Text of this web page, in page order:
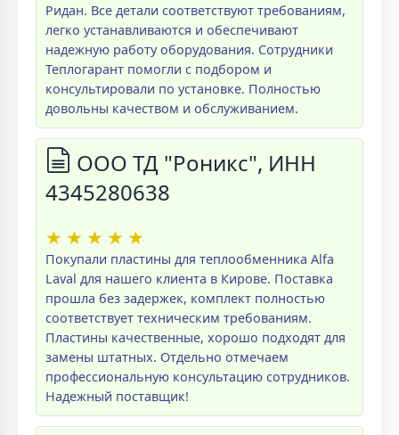
Ридан. Все детали соответствуют требованиям,
легко устанавливаются и обеспечивают
надежную работу оборудования. Сотрудники
Теплогарант помогли с подбором и
консультировали по установке. Полностью
довольны качеством и обслуживанием.
ООО ТД "Роникс", ИНН
4345280638
★ ★ ★ ★ ★
Покупали пластины для теплообменника Alfa
Laval для нашего клиента в Кирове. Поставка
прошла без задержек, комплект полностью
соответствует техническим требованиям.
Пластины качественные, хорошо подходят для
замены штатных. Отдельно отмечаем
профессиональную консультацию сотрудников.
Надежный поставщик!